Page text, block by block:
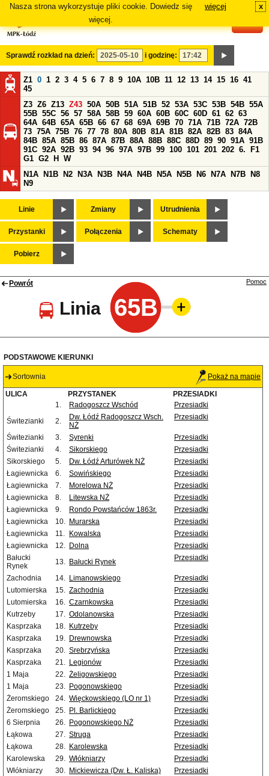
Nasza strona wykorzystuje pliki cookie. Dowiedz się
więcej.
więcej x
Sprawdź rozkład na dzień: i godzinę:
Z1 0 1 2 3 4 5 6 7 8 9 10A 10B 11 12 13 14 15 16 41
45
Z3 Z6 Z13 Z43 50A 50B 51A 51B 52 53A 53C 53B 54B 55A
55B 55C 56 57 58A 58B 59 60A 60B 60C 60D 61 62 63
64A 64B 65A 65B 66 67 68 69A 69B 70 71A 71B 72A 72B
73 75A 75B 76 77 78 80A 80B 81A 81B 82A 82B 83 84A
84B 85A 85B 86 87A 87B 88A 88B 88C 88D 89 90 91A 91B
91C 92A 92B 93 94 96 97A 97B 99 100 101 201 202 6.
F1
G1 G2 H
W
N1A
N1B N2 N3A N3B N4A N4B N5A N5B N6 N7A N7B
N8
N9
Linie Zmiany Utrudnienia
Przystanki Połączenia Schematy
Pobierz
Powrót
Linia 65B
Pomoc
PODSTAWOWE KIERUNKI
Sortownia Pokaż na mapie
ULICA PRZYSTANEK
PRZESIADKI
1.
Radogoszcz Wschód
Przesiadki
Świtezianki
2.
Dw. Łódź Radogoszcz Wsch.
NŻ
Przesiadki
Świtezianki 3. Syrenki
Przesiadki
Świtezianki
4. Sikorskiego
Przesiadki
Sikorskiego
5. Dw. Łódź Arturówek NŻ
Przesiadki
Łagiewnicka
6. Sowińskiego
Przesiadki
Łagiewnicka
7. Morelowa NŻ
Przesiadki
Łagiewnicka
8. Litewska NŻ
Przesiadki
Łagiewnicka
9. Rondo Powstańców 1863r.
Przesiadki
Łagiewnicka
10. Murarska
Przesiadki
Łagiewnicka
11. Kowalska
Przesiadki
Łagiewnicka
12. Dolna
Przesiadki
Bałucki
Rynek
13. Bałucki Rynek Przesiadki
Zachodnia 14. Limanowskiego
Przesiadki
Lutomierska
15. Zachodnia
Przesiadki
Lutomierska
16. Czarnkowska
Przesiadki
Kutrzeby
17. Odolanowska
Przesiadki
Kasprzaka
18. Kutrzeby
Przesiadki
Kasprzaka
19. Drewnowska
Przesiadki
Kasprzaka
20. Srebrzyńska
Przesiadki
Kasprzaka
21. Legionów
Przesiadki
1 Maja
22. Żeligowskiego
Przesiadki
1 Maja
23. Pogonowskiego
Przesiadki
Żeromskiego
24. Więckowskiego (LO nr 1)
Przesiadki
Żeromskiego
25. Pl. Barlickiego
Przesiadki
6 Sierpnia
26. Pogonowskiego NŻ
Przesiadki
Łąkowa
27. Struga
Przesiadki
Łąkowa
28. Karolewska
Przesiadki
Karolewska
29. Włókniarzy
Przesiadki
Włókniarzy
30. Mickiewicza (Dw. Ł. Kaliska)
Przesiadki